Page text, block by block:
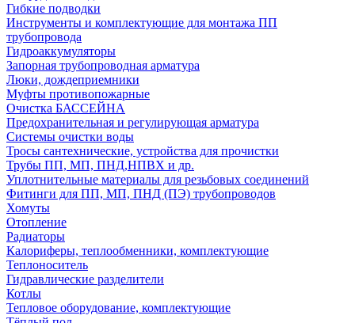
Гибкие подводки
Инструменты и комплектующие для монтажа ПП
трубопровода
Гидроаккумуляторы
Запорная трубопроводная арматура
Люки, дождеприемники
Муфты противопожарные
Очистка БАССЕЙНА
Предохранительная и регулирующая арматура
Системы очистки воды
Тросы сантехнические, устройства для прочистки
Трубы ПП, МП, ПНД,НПВХ и др.
Уплотнительные материалы для резьбовых соединений
Фитинги для ПП, МП, ПНД (ПЭ) трубопроводов
Хомуты
Отопление
Радиаторы
Калориферы, теплообменники, комплектующие
Теплоноситель
Гидравлические разделители
Котлы
Тепловое оборудование, комплектующие